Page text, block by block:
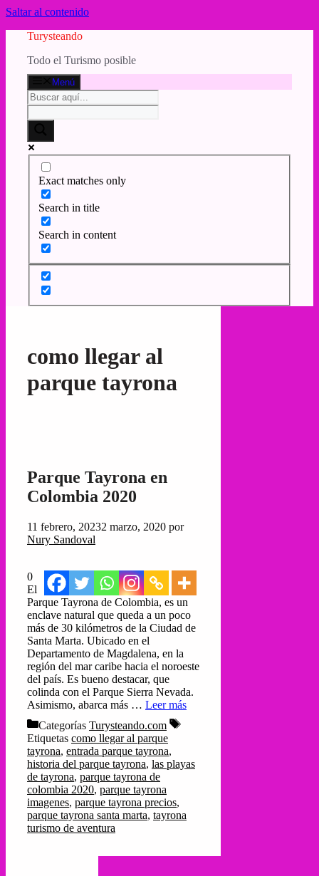
Saltar al contenido
Turysteando
Todo el Turismo posible
Menú
Exact matches only
Search in title
Search in content
como llegar al
parque tayrona
Parque Tayrona en
Colombia 2020
11 febrero, 20232 marzo, 2020 por
Nury Sandoval
0
El
Parque Tayrona de Colombia, es un
enclave natural que queda a un poco
más de 30 kilómetros de la Ciudad de
Santa Marta. Ubicado en el
Departamento de Magdalena, en la
región del mar caribe hacia el noroeste
del país. Es bueno destacar, que
colinda con el Parque Sierra Nevada.
Asimismo, abarca más … Leer más
Categorías Turysteando.com
Etiquetas como llegar al parque
tayrona, entrada parque tayrona,
historia del parque tayrona, las playas
de tayrona, parque tayrona de
colombia 2020, parque tayrona
imagenes, parque tayrona precios,
parque tayrona santa marta, tayrona
turismo de aventura